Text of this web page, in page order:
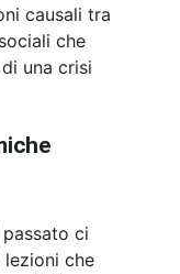
causali tra
che
una crisi
ci
che